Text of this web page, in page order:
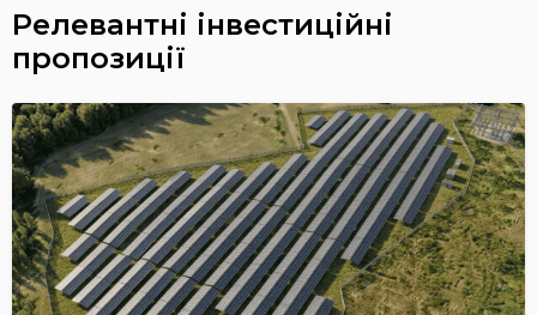
Релевантні інвестиційні
пропозиції